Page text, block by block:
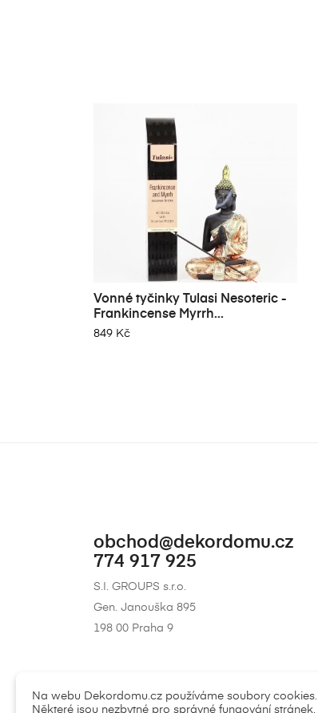
Vonné tyčinky Tulasi Nesoteric -
Frankincense Myrrh...
849 Kč
obchod@dekordomu.cz
774 917 925
S.I. GROUPS s.r.o.
Gen. Janouška 895
198 00 Praha 9
Na webu Dekordomu.cz používáme soubory cookies.
Některé jsou nezbytné pro správné fungování stránek,